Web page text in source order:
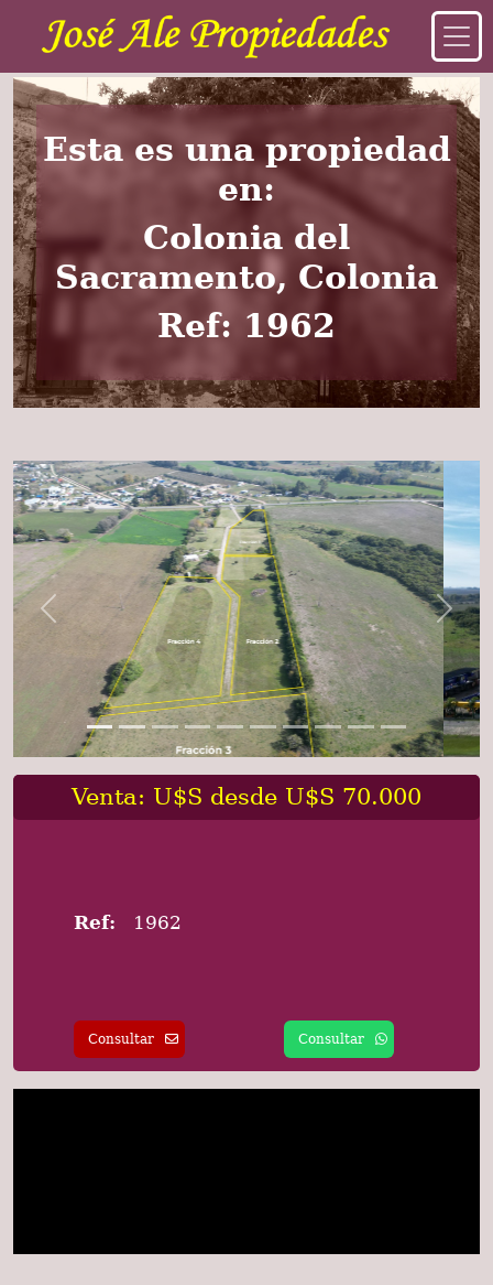
Esta es una propiedad
en:
Colonia del
Sacramento, Colonia
Ref: 1962
Previous Next
Venta: U$S desde U$S 70.000
Ref: 1962
Consultar Consultar